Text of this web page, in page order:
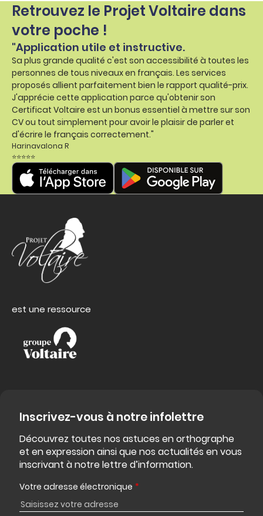
Retrouvez le Projet Voltaire dans
votre poche !
"Application utile et instructive.
Sa plus grande qualité c'est son accessibilité à toutes les
personnes de tous niveaux en français. Les services
proposés allient parfaitement bien le rapport qualité-prix.
J'apprécie cette application parce qu'obtenir son
Certificat Voltaire est un bonus essentiel à mettre sur son
CV ou tout simplement pour avoir le plaisir de parler et
d'écrire le français correctement."
Harinavalona R
⭐⭐⭐⭐⭐
est une ressource
Inscrivez-vous à notre infolettre
Découvrez toutes nos astuces en orthographe
et en expression ainsi que nos actualités en vous
inscrivant à notre lettre d’information.
Votre adresse électronique *